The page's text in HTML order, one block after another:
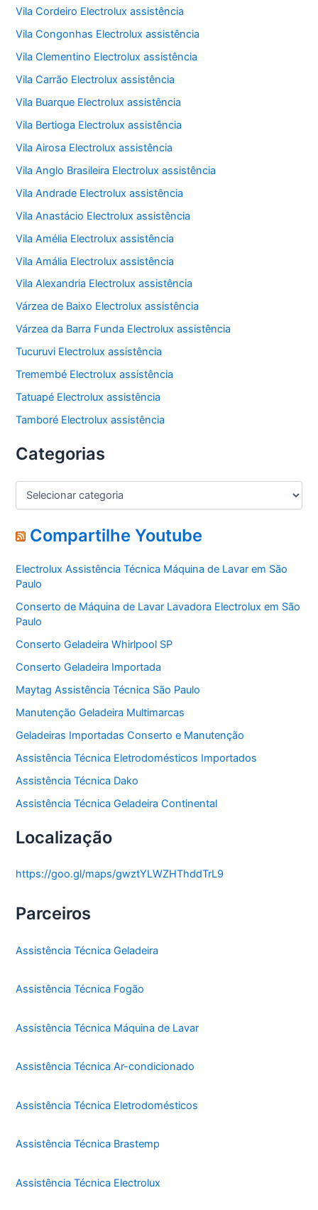
Vila Cordeiro Electrolux assistência
Vila Congonhas Electrolux assistência
Vila Clementino Electrolux assistência
Vila Carrão Electrolux assistência
Vila Buarque Electrolux assistência
Vila Bertioga Electrolux assistência
Vila Airosa Electrolux assistência
Vila Anglo Brasileira Electrolux assistência
Vila Andrade Electrolux assistência
Vila Anastácio Electrolux assistência
Vila Amélia Electrolux assistência
Vila Amália Electrolux assistência
Vila Alexandria Electrolux assistência
Várzea de Baixo Electrolux assistência
Várzea da Barra Funda Electrolux assistência
Tucuruvi Electrolux assistência
Tremembé Electrolux assistência
Tatuapé Electrolux assistência
Tamboré Electrolux assistência
Categorias
C
e
g
r
i
a
s
Compartilhe Youtube
Electrolux Assistência Técnica Máquina de Lavar em São
Paulo
Conserto de Máquina de Lavar Lavadora Electrolux em São
Paulo
Conserto Geladeira Whirlpool SP
Conserto Geladeira Importada
Maytag Assistência Técnica São Paulo
Manutenção Geladeira Multimarcas
Geladeiras Importadas Conserto e Manutenção
Assistência Técnica Eletrodomésticos Importados
Assistência Técnica Dako
Assistência Técnica Geladeira Continental
Localização
https://goo.gl/maps/gwztYLWZHThddTrL9
Parceiros
Assistência Técnica Geladeira
Assistência Técnica Fogão
Assistência Técnica Máquina de Lavar
Assistência Técnica Ar-condicionado
Assistência Técnica Eletrodomésticos
Assistência Técnica Brastemp
Assistência Técnica Electrolux